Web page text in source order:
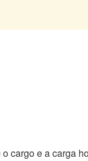
o cargo e a carga